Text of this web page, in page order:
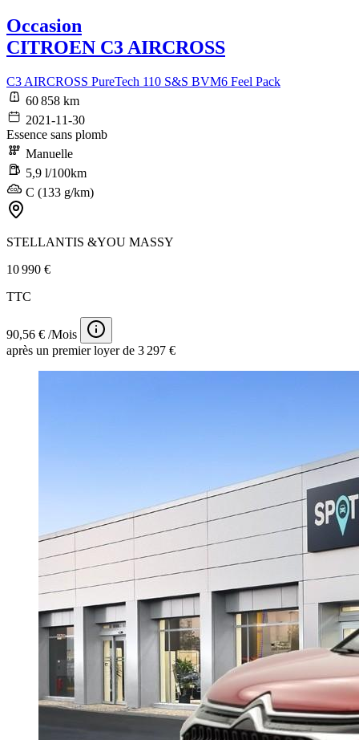
Occasion
CITROEN C3 AIRCROSS
C3 AIRCROSS PureTech 110 S&S BVM6 Feel Pack
60 858 km
2021-11-30
Essence sans plomb
Manuelle
5,9 l/100km
C (133 g/km)
STELLANTIS &YOU MASSY
10 990 €
TTC
90,56 € /Mois
après un premier loyer de 3 297 €